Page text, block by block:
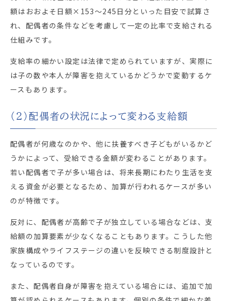
額はおおよそ日額×153～245日分といった目安で試算さ
れ、配偶者の条件などを考慮して一定の比率で支給される
仕組みです。
支給率の細かい設定は法律で定められていますが、実際に
は子の数や本人が障害を抱えているかどうかで変動するケ
ースもあります。
（2）配偶者の状況によって変わる支給額
配偶者が何歳なのかや、他に扶養すべき子どもがいるかど
うかによって、受給できる金額が変わることがあります。
若い配偶者で子が多い場合は、将来長期にわたり生活を支
える資金が必要となるため、加算が行われるケースが多い
のが特徴です。
反対に、配偶者が高齢で子が独立している場合などは、支
給額の加算要素が少なくなることもあります。こうした他
家族構成やライフステージの違いを反映できる制度設計と
なっているのです。
また、配偶者自身が障害を抱えている場合には、追加で加